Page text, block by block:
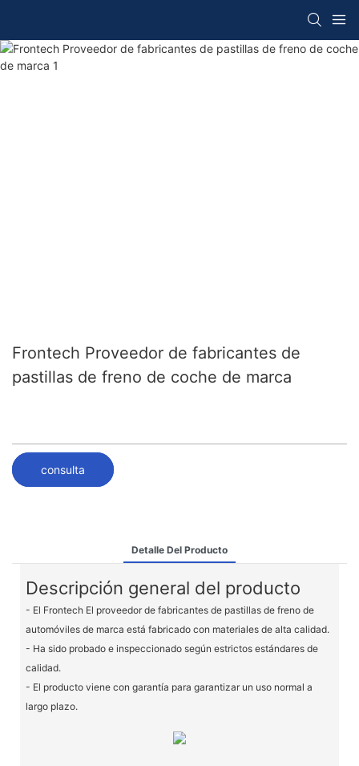
Frontech Proveedor de fabricantes de
pastillas de freno de coche de marca
consulta
Detalle Del Producto
Descripción general del producto
- El Frontech El proveedor de fabricantes de pastillas de freno de
automóviles de marca está fabricado con materiales de alta calidad.
- Ha sido probado e inspeccionado según estrictos estándares de
calidad.
- El producto viene con garantía para garantizar un uso normal a
largo plazo.